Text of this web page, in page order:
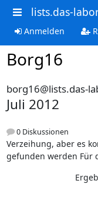
lists.das-
Anmelden
Borg16
borg16@lists.das-
Juli 2012
0 Diskussionen
Verzeihung, aber es
gefunden werden Für